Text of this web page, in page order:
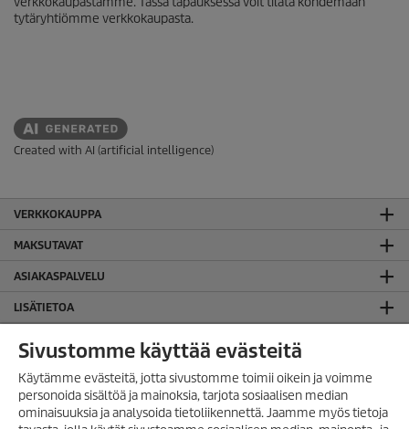
tytäryhtiömme verkkokaupasta.
Created with AI (artificial intelligence)
VERKKOKAUPPA
MAKSUTAVAT
ASIAKASPALVELU
LISÄTIETOA
Evästekäytäntö
Takuuehdot
Sivustomme käyttää evästeitä
Käytämme evästeitä, jotta sivustomme toimii oikein ja voimme
personoida sisältöä ja mainoksia, tarjota sosiaalisen median
ominaisuuksia ja analysoida tietoliikennettä. Jaamme myös tietoja